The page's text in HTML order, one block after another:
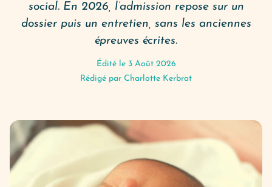
social. En 2026, l’admission repose sur un
dossier puis un entretien, sans les anciennes
épreuves écrites.
Édité le 3 Août 2026
Rédigé par Charlotte Kerbrat